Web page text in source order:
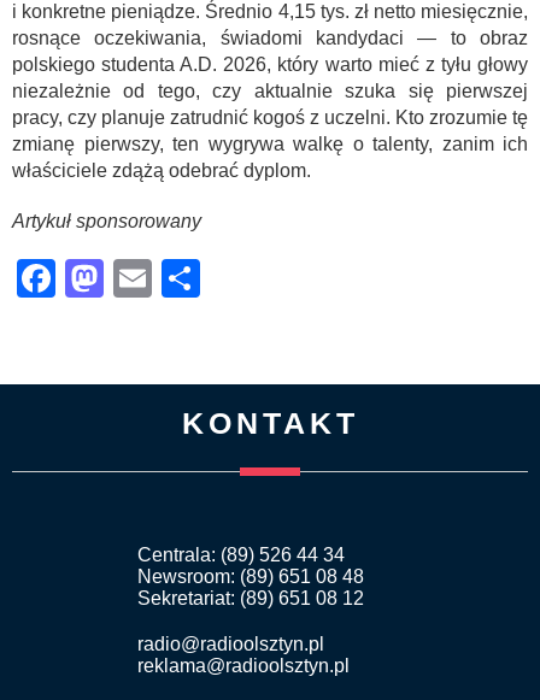
i konkretne pieniądze. Średnio 4,15 tys. zł netto miesięcznie,
rosnące oczekiwania, świadomi kandydaci — to obraz
polskiego studenta A.D. 2026, który warto mieć z tyłu głowy
niezależnie od tego, czy aktualnie szuka się pierwszej
pracy, czy planuje zatrudnić kogoś z uczelni. Kto zrozumie tę
zmianę pierwszy, ten wygrywa walkę o talenty, zanim ich
właściciele zdążą odebrać dyplom.
Artykuł sponsorowany
Facebook
Mastodon
Email
KONTAKT
Centrala: (89) 526 44 34
Newsroom: (89) 651 08 48
Sekretariat: (89) 651 08 12
radio@radioolsztyn.pl
reklama@radioolsztyn.pl